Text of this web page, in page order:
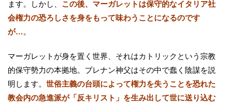
ます。しかし、 この後、マーガレットは保守的なイタリア社
会権力の恐ろしさを身をもって味わうことになるのです
が…。
マーガレットが身を置く世界、それはカトリックという宗教
的保守勢力の本拠地。ブレナン神父はその中で蠢く陰謀を説
明します。 世俗主義の台頭によって権力を失うことを恐れた
教会内の急進派が「反キリスト」を生み出して世に送り込む